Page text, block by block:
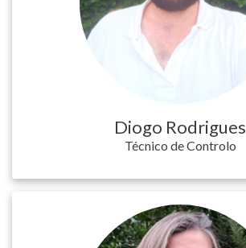
Diogo Rodrigues
Técnico de Controlo